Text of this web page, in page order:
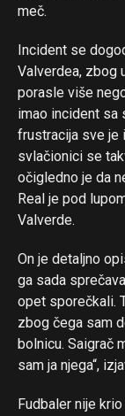
meč.
Incident se
Valverdea, zbog
porasle više
imao incident sa
frustracija sve je
svlačionici se
očigledno je da
Real je pod
Valverde.
On je detaljno
ga sada
opet sporečkali.
zbog čega sam
bolnicu. Saigrač
sam ja njega“,
Fudbaler nije